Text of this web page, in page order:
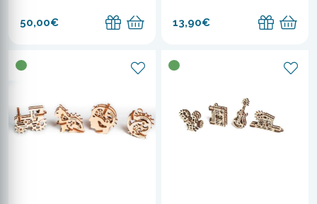
50,00€ 13,90€